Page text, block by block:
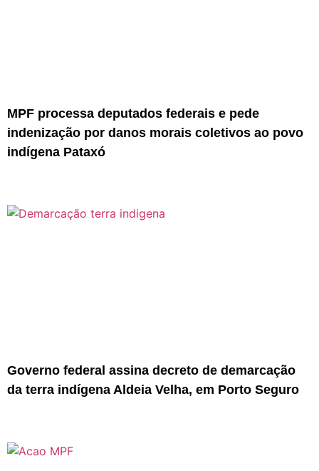
MPF processa deputados federais e pede
indenização por danos morais coletivos ao povo
indígena Pataxó
Governo federal assina decreto de demarcação
da terra indígena Aldeia Velha, em Porto Seguro